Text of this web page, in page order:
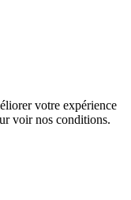
votre expérience
voir nos conditions.